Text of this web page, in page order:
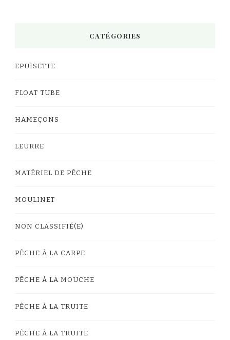
CATÉGORIES
EPUISETTE
FLOAT TUBE
HAMEÇONS
LEURRE
MATÉRIEL DE PÊCHE
MOULINET
NON CLASSIFIÉ(E)
PÊCHE À LA CARPE
PÊCHE À LA MOUCHE
PÊCHE À LA TRUITE
PÊCHE À LA TRUITE